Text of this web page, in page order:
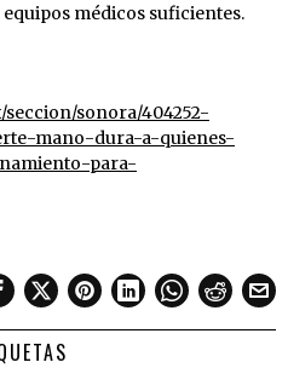
médicos suficientes.
sonora/404252-
mano-dura-a-quienes-
para-